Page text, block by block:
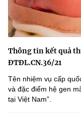
Thông tin kết quả
ĐTĐL.CN.36/21
Tên nhiệm vụ cấp
và đặc điểm hệ gen
tại Việt Nam”.